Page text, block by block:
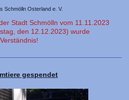
Schmölln Osterland e. V.
Stadt Schmölln vom 11.11.2023
den 12.12.2023) wurde
gespendet